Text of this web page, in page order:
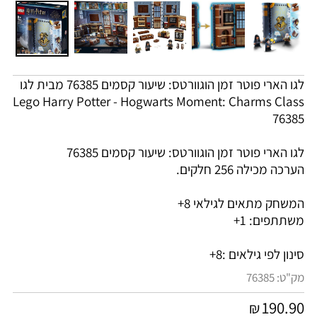
לגו הארי פוטר זמן הוגוורטס: שיעור קסמים 76385 מבית לגו
Lego Harry Potter - Hogwarts Moment: Charms Class
76385
לגו הארי פוטר זמן הוגוורטס: שיעור קסמים 76385
הערכה מכילה 256 חלקים.
המשחק מתאים לגילאי 8+
משתתפים: 1+
סינון לפי גילאים :8+
מק"ט:76385
₪190.90